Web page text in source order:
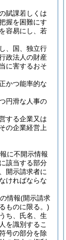
賦課若しくは
握を困難にす
容易にし、若
、国、独立行
政法人の財産
に害するおそ
かつ能率的な
円滑な人事の
する企業又は
の企業経営上
に不開示情報
該当する部分
開示請求者に
ければならな
の情報(開示請求
ものに限る。)
ち、氏名、生
を識別するこ
号の部分を除